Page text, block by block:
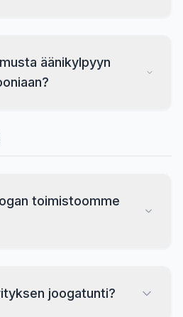
äänikylpyyn
toimistoomme
joogatunti?